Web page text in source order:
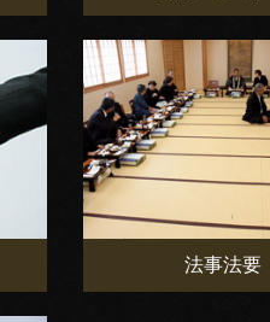
法事法要